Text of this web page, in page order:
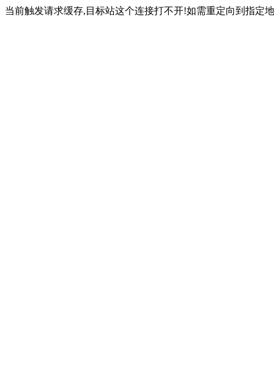
当前触发请求缓存,目标站这个连接打不开!如需重定向到指定